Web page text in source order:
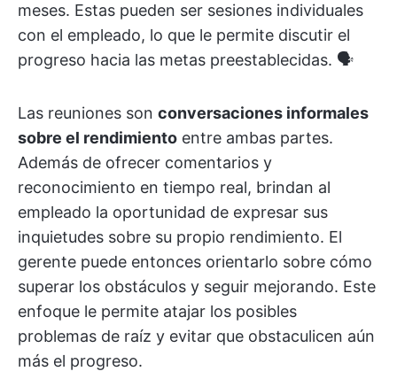
meses. Estas pueden ser sesiones individuales
con el empleado, lo que le permite discutir el
progreso hacia las metas preestablecidas. 🗣️
Las reuniones son conversaciones informales
sobre el rendimiento entre ambas partes.
Además de ofrecer comentarios y
reconocimiento en tiempo real, brindan al
empleado la oportunidad de expresar sus
inquietudes sobre su propio rendimiento. El
gerente puede entonces orientarlo sobre cómo
superar los obstáculos y seguir mejorando. Este
enfoque le permite atajar los posibles
problemas de raíz y evitar que obstaculicen aún
más el progreso.